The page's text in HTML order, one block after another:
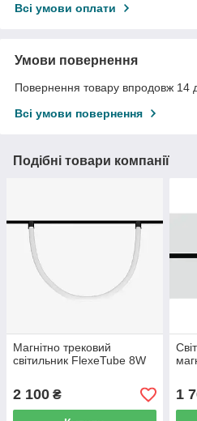
Всі умови оплати
Умови повернення
Повернення товару впродовж 14
Всі умови повернення
Подібні товари компанії
Магнітно трековий
світильник FlexeTube 8W
2 100 ₴ 1